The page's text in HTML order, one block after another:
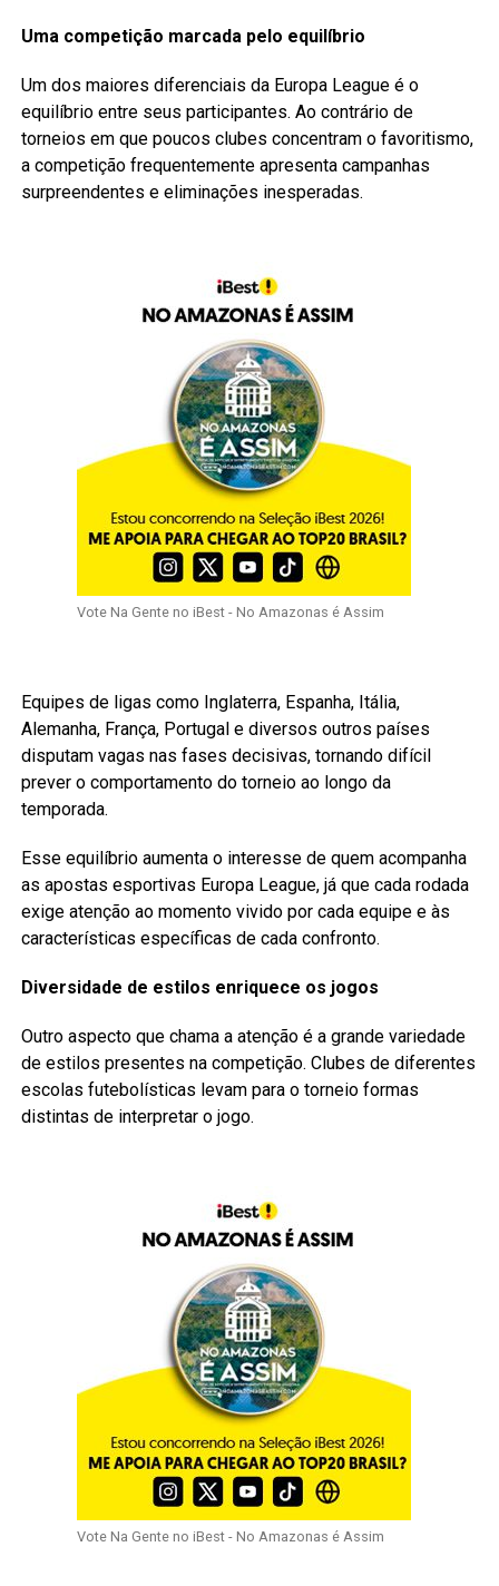
Uma competição marcada pelo equilíbrio
Um dos maiores diferenciais da Europa League é o
equilíbrio entre seus participantes. Ao contrário de
torneios em que poucos clubes concentram o favoritismo,
a competição frequentemente apresenta campanhas
surpreendentes e eliminações inesperadas.
Vote Na Gente no iBest - No Amazonas é Assim
Equipes de ligas como Inglaterra, Espanha, Itália,
Alemanha, França, Portugal e diversos outros países
disputam vagas nas fases decisivas, tornando difícil
prever o comportamento do torneio ao longo da
temporada.
Esse equilíbrio aumenta o interesse de quem acompanha
as apostas esportivas Europa League, já que cada rodada
exige atenção ao momento vivido por cada equipe e às
características específicas de cada confronto.
Diversidade de estilos enriquece os jogos
Outro aspecto que chama a atenção é a grande variedade
de estilos presentes na competição. Clubes de diferentes
escolas futebolísticas levam para o torneio formas
distintas de interpretar o jogo.
Vote Na Gente no iBest - No Amazonas é Assim